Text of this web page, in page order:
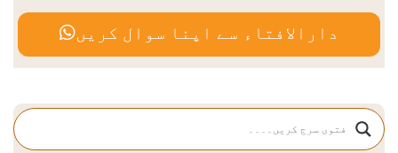
دارالافتاء سے اپنا سوال کریں